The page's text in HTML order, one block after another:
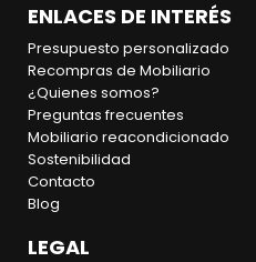
ENLACES DE INTERÉS
Presupuesto personalizado
Recompras de Mobiliario
¿Quienes somos?
Preguntas frecuentes
Mobiliario reacondicionado
Sostenibilidad
Contacto
Blog
LEGAL